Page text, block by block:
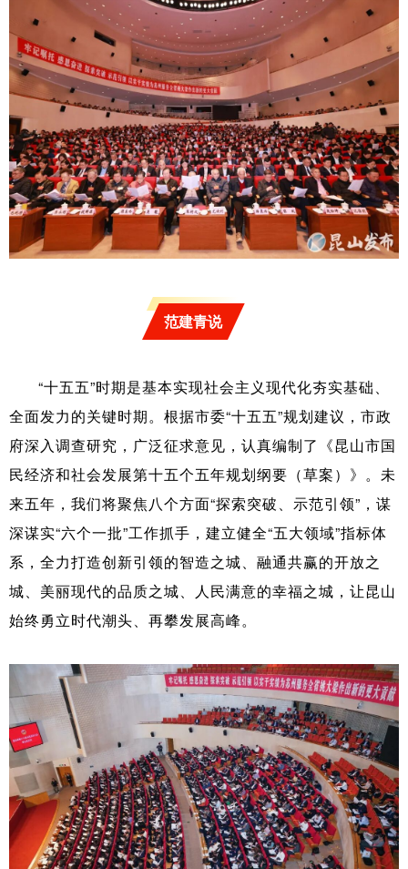
范建青说
“十五五”时期是基本实现社会主义现代化夯实基础、
全面发力的关键时期。根据市委“十五五”规划建议，市政
府深入调查研究，广泛征求意见，认真编制了《昆山市国
民经济和社会发展第十五个五年规划纲要（草案）》。未
来五年，我们将聚焦八个方面“探索突破、示范引领”，谋
深谋实“六个一批”工作抓手，建立健全“五大领域”指标体
系，全力打造创新引领的智造之城、融通共赢的开放之
城、美丽现代的品质之城、人民满意的幸福之城，让昆山
始终勇立时代潮头、再攀发展高峰。